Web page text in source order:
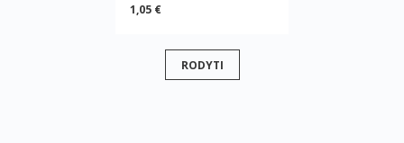
1,05 €
RODYTI